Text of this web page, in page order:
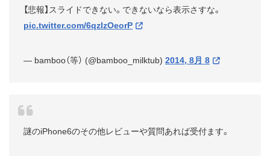
【悲報】スライドできない。できないなら表示さすな。
pic.twitter.com/6qzIzOeorP
— bamboo（等） (@bamboo_milktub) 2014, 8月 8
謎のiPhone6のその他レビューや質問あれば受付ます。